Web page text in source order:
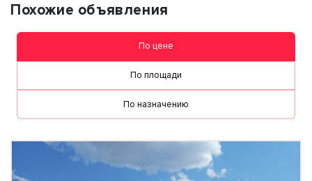
Похожие объявления
По цене
По площади
По назначению